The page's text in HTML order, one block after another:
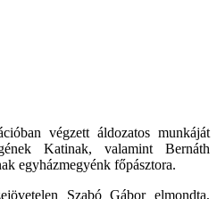
végzett áldozatos munkáját
Katinak, valamint Bernáth
egyházmegyénk főpásztora.
Szabó Gábor elmondta,